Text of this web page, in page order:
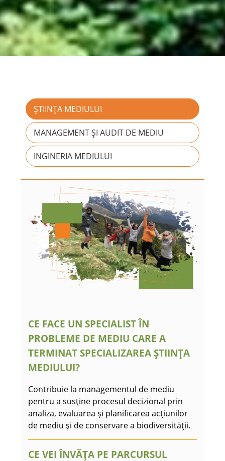
ȘTIINȚA MEDIULUI
MANAGEMENT ȘI AUDIT DE MEDIU
INGINERIA MEDIULUI
CE FACE UN SPECIALIST ÎN
PROBLEME DE MEDIU CARE A
TERMINAT SPECIALIZAREA ȘTIINȚA
MEDIULUI?
Contribuie la managementul de mediu
pentru a susține procesul decizional prin
analiza, evaluarea și planificarea acțiunilor
de mediu și de conservare a biodiversității.
CE VEI ÎNVĂȚA PE PARCURSUL